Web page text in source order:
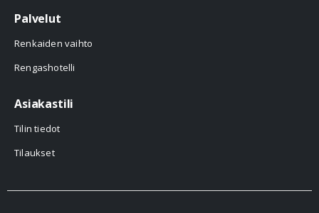
Palvelut
Renkaiden vaihto
Rengashotelli
Asiakastili
Tilin tiedot
Tilaukset